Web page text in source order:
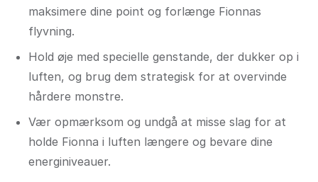
maksimere dine point og forlænge Fionnas
flyvning.
Hold øje med specielle genstande, der dukker op i
luften, og brug dem strategisk for at overvinde
hårdere monstre.
Vær opmærksom og undgå at misse slag for at
holde Fionna i luften længere og bevare dine
energiniveauer.